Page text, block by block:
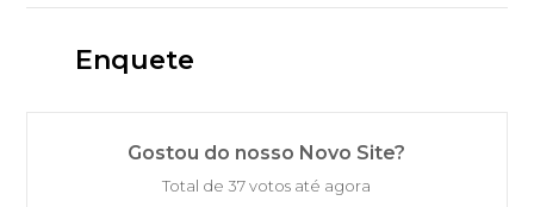
Enquete
Gostou do nosso Novo Site?
Total de 37 votos até agora